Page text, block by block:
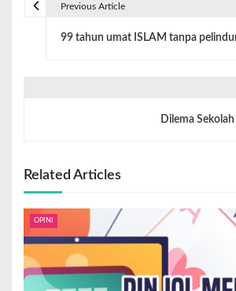
Previous Article
99 tahun umat ISLAM tanpa
Dilema
Related Articles
OPINI